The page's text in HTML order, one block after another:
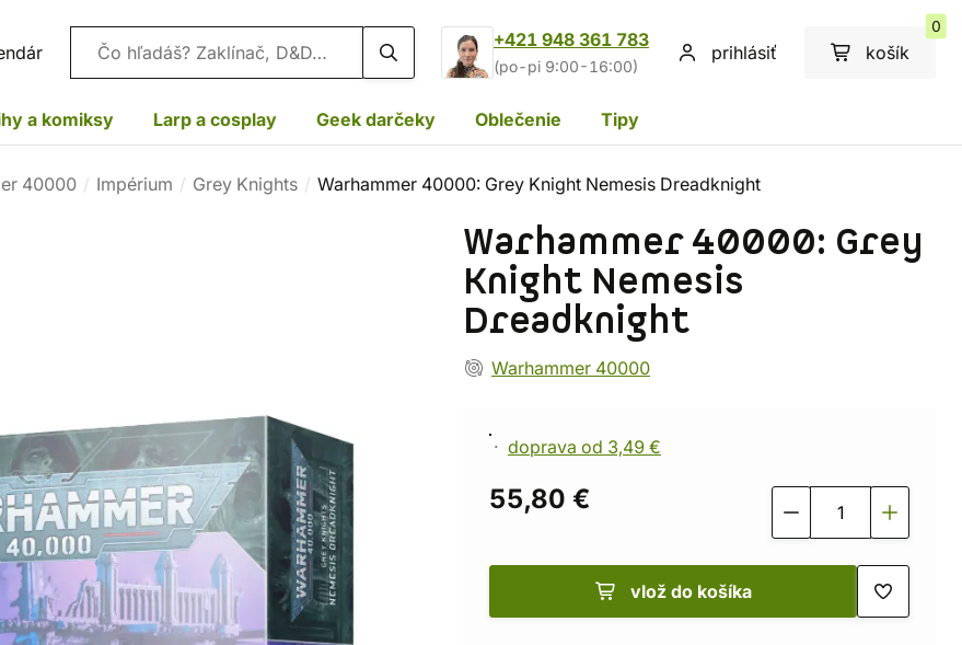
Vyhľadávanie
+421 948 361 783
(po-pi 9:00-16:00)
prihlásiť košík
0
a komiksy Larp a cosplay Geek darčeky Oblečenie Tipy
40000 Impérium Grey Knights Warhammer 40000: Grey Knight Nemesis Dreadknight
Warhammer 40000: Grey
Knight Nemesis
Dreadknight
Warhammer 40000
doprava od 3,49 €
55,80 €
vlož do košíka